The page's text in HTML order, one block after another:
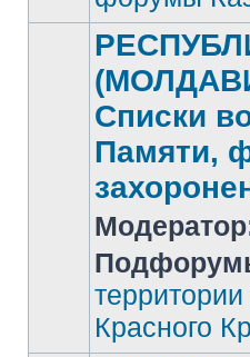
непрочитанных
сообщений
Списки
Памяти,
Красного